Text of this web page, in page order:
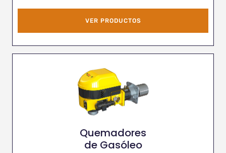
VER PRODUCTOS
Quemadores
de Gasóleo